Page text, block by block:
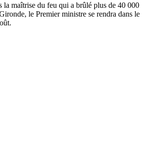
la maîtrise du feu qui a brûlé plus de 40 000
le Premier ministre se rendra dans le